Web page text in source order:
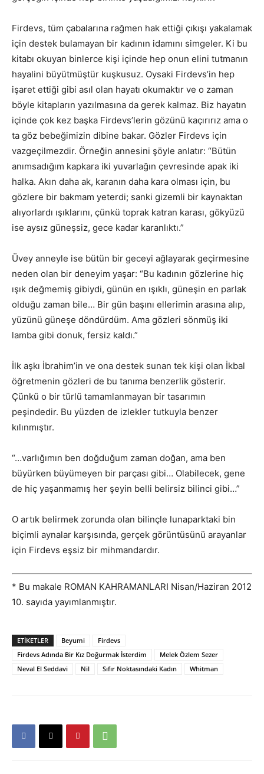
Firdevs, tüm çabalarına rağmen hak ettiği çıkışı yakalamak
için destek bulamayan bir kadının idamını simgeler. Ki bu
kitabı okuyan binlerce kişi içinde hep onun elini tutmanın
hayalini büyütmüştür kuşkusuz. Oysaki Firdevs’in hep
işaret ettiği gibi asıl olan hayatı okumaktır ve o zaman
böyle kitapların yazılmasına da gerek kalmaz. Biz hayatın
içinde çok kez başka Firdevs’lerin gözünü kaçırırız ama o
ta göz bebeğimizin dibine bakar. Gözler Firdevs için
vazgeçilmezdir. Örneğin annesini şöyle anlatır: “Bütün
anımsadığım kapkara iki yuvarlağın çevresinde apak iki
halka. Akın daha ak, karanın daha kara olması için, bu
gözlere bir bakmam yeterdi; sanki gizemli bir kaynaktan
alıyorlardı ışıklarını, çünkü toprak katran karası, gökyüzü
ise aysız güneşsiz, gece kadar karanlıktı.”
Üvey anneyle ise bütün bir geceyi ağlayarak geçirmesine
neden olan bir deneyim yaşar: “Bu kadının gözlerine hiç
ışık değmemiş gibiydi, günün en ışıklı, güneşin en parlak
olduğu zaman bile… Bir gün başını ellerimin arasına alıp,
yüzünü güneşe döndürdüm. Ama gözleri sönmüş iki
lamba gibi donuk, fersiz kaldı.”
İlk aşkı İbrahim’in ve ona destek sunan tek kişi olan İkbal
öğretmenin gözleri de bu tanıma benzerlik gösterir.
Çünkü o bir türlü tamamlanmayan bir tasarımın
peşindedir. Bu yüzden de izlekler tutkuyla benzer
kılınmıştır.
“…varlığımın ben doğduğum zaman doğan, ama ben
büyürken büyümeyen bir parçası gibi… Olabilecek, gene
de hiç yaşanmamış her şeyin belli belirsiz bilinci gibi…”
O artık belirmek zorunda olan bilinçle lunaparktaki bin
biçimli aynalar karşısında, gerçek görüntüsünü arayanlar
için Firdevs eşsiz bir mihmandardır.
* Bu makale ROMAN KAHRAMANLARI Nisan/Haziran 2012
10. sayıda yayımlanmıştır.
ETIKETLER Beyumi
Firdevs
Firdevs Adında Bir Kız Doğurmak İsterdim
Melek Özlem Sezer
Neval El Seddavi
Nil Sıfır Noktasındaki Kadın Whitman